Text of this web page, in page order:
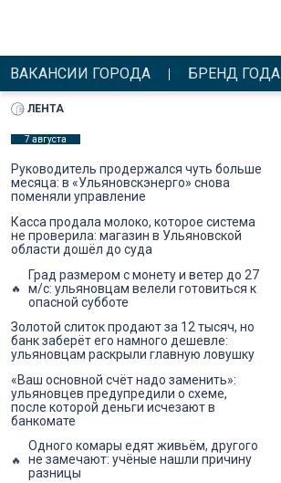
ВАКАНСИИ ГОРОДА БРЕНД ГОДА
ЛЕНТА
7 августа
Руководитель продержался чуть больше
месяца: в «Ульяновскэнерго» снова
поменяли управление
Касса продала молоко, которое система
не проверила: магазин в Ульяновской
области дошёл до суда
Град размером с монету и ветер до 27
м/с: ульяновцам велели готовиться к
опасной субботе
Золотой слиток продают за 12 тысяч, но
банк заберёт его намного дешевле:
ульяновцам раскрыли главную ловушку
«Ваш основной счёт надо заменить»:
ульяновцев предупредили о схеме,
после которой деньги исчезают в
банкомате
Одного комары едят живьём, другого
не замечают: учёные нашли причину
разницы